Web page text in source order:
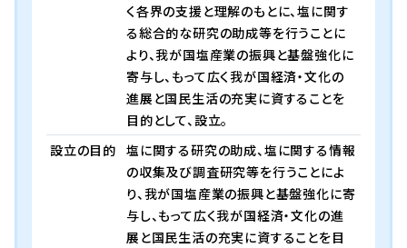
く各界の支援と理解のもとに、塩に関す
る総合的な研究の助成等を行うことに
より、我が国塩産業の振興と基盤強化に
寄与し、もって広く我が国経済・文化の
進展と国民生活の充実に資することを
目的として、設立。
設立の目的 塩に関する研究の助成、塩に関する情報
の収集及び調査研究等を行うことによ
り、我が国塩産業の振興と基盤強化に寄
与し、もって広く我が国経済・文化の進
展と国民生活の充実に資することを目